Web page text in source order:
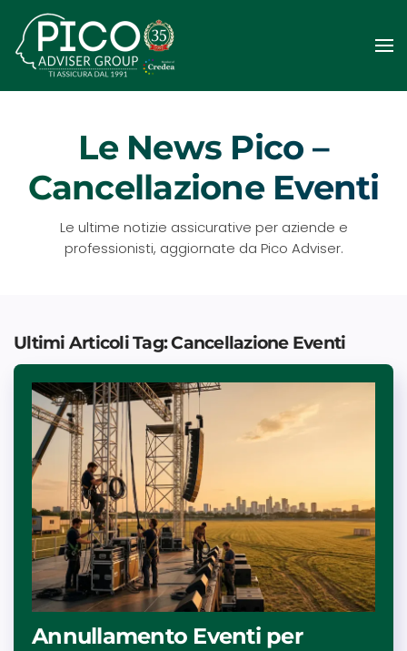
Passa
al
contenuto
Le News Pico –
Cancellazione Eventi
Le ultime notizie assicurative per aziende e
professionisti, aggiornate da Pico Adviser.
Ultimi Articoli Tag: Cancellazione Eventi
Annullamento Eventi per